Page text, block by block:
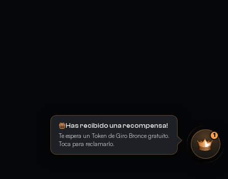
Has recibido una recompensa!
Te espera un Token de Giro Bronce gratuito.
Toca para reclamarlo.
1